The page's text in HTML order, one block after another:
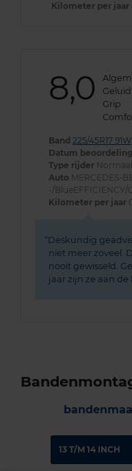
Kilometer per jaar
8,0
Geluid
Grip
Band 225/45R17 91W
Datum beoordeling
Type rijder Normaal
Auto MERCEDES-
-/BlueEFFICIENCY/
Kilometer per jaar
Deskundig
niet meer zoveel.
nooit gewisseld.
jaar zijn ze aan de